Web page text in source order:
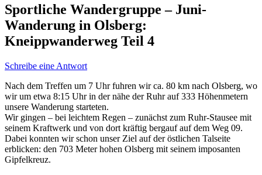
Sportliche Wandergruppe – Juni-
Wanderung in Olsberg:
Kneippwanderweg Teil 4
Schreibe eine Antwort
Nach dem Treffen um 7 Uhr fuhren wir ca. 80 km nach Olsberg, wo
wir um etwa 8:15 Uhr in der nähe der Ruhr auf 333 Höhenmetern
unsere Wanderung starteten.
Wir gingen – bei leichtem Regen – zunächst zum Ruhr-Stausee mit
seinem Kraftwerk und von dort kräftig bergauf auf dem Weg 09.
Dabei konnten wir schon unser Ziel auf der östlichen Talseite
erblicken: den 703 Meter hohen Olsberg mit seinem imposanten
Gipfelkreuz.